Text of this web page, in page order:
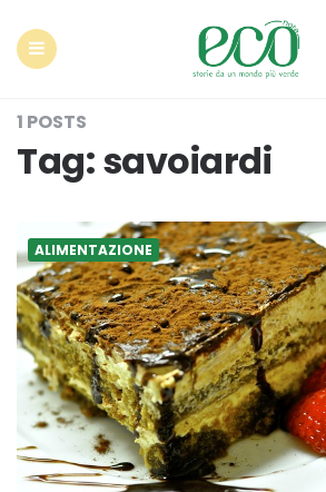
1 POSTS
Tag:savoiardi
ALIMENTAZIONE